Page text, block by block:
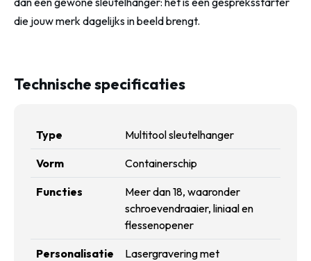
die jouw merk dagelijks in beeld brengt.
Technische specificaties
Type Multitool sleutelhanger
Vorm Containerschip
Functies
Meer dan 18, waaronder
schroevendraaier, liniaal en
flessenopener
Personalisatie
Lasergravering met